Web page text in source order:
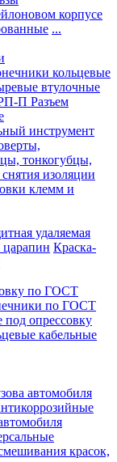
корпусе
...
кольцевые
втулочные
П Разъем
инструмент
тонкогубцы,
изоляции
клемм и
удаляемая
царапин Краска-
по ГОСТ
по ГОСТ
опрессовку
кабельные
автомобиля
красок,